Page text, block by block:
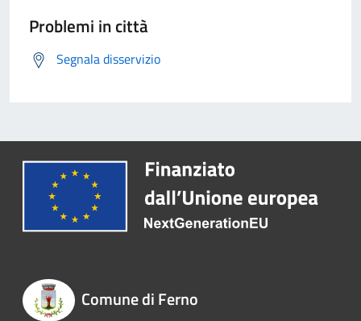
Problemi in città
Segnala disservizio
Comune di Ferno